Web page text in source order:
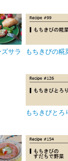
サラ
もちきびの糀
もちきびとろ